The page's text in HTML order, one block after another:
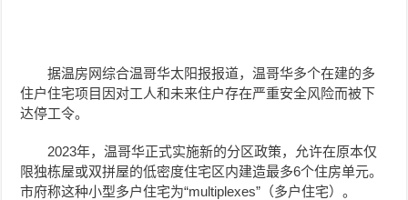
据温房网综合温哥华太阳报报道，温哥华多个在建的多
住户住宅项目因对工人和未来住户存在严重安全风险而被下
达停工令。
2023年，温哥华正式实施新的分区政策，允许在原本仅
限独栋屋或双拼屋的低密度住宅区内建造最多6个住房单元。
市府称这种小型多户住宅为“multiplexes”（多户住宅）。